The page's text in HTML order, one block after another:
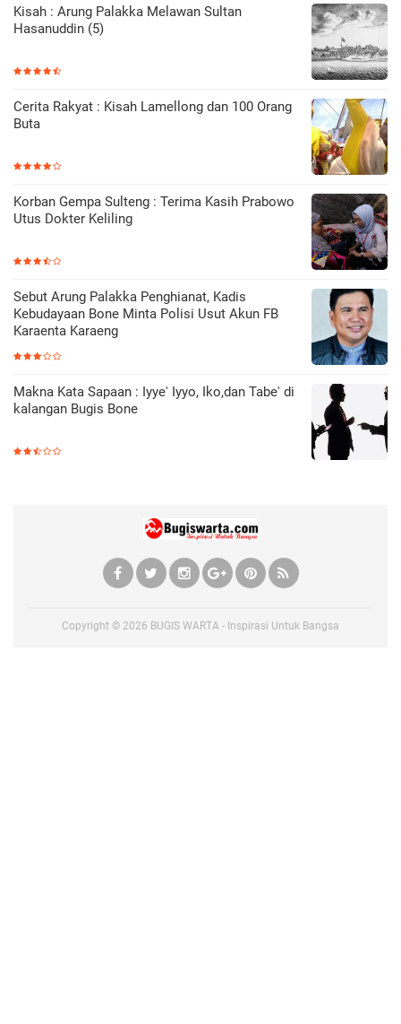
Kisah : Arung Palakka Melawan Sultan
Hasanuddin (5)
Cerita Rakyat : Kisah Lamellong dan 100 Orang
Buta
Korban Gempa Sulteng : Terima Kasih Prabowo
Utus Dokter Keliling
Sebut Arung Palakka Penghianat, Kadis
Kebudayaan Bone Minta Polisi Usut Akun FB
Karaenta Karaeng
Makna Kata Sapaan : Iyye' Iyyo, Iko,dan Tabe' di
kalangan Bugis Bone
Copyright © 2026 BUGIS WARTA - Inspirasi Untuk Bangsa